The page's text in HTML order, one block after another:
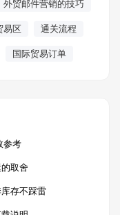
外贸邮件营销的技巧
易区 通关流程
国际贸易订单
参考
取舍
存不踩雷